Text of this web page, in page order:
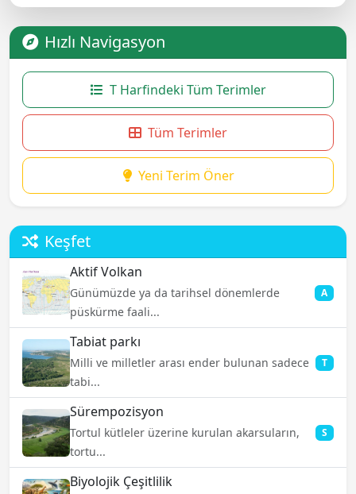
Hızlı Navigasyon
T Harfindeki Tüm Terimler
Tüm Terimler
Yeni Terim Öner
Keşfet
Aktif Volkan
Günümüzde ya da tarihsel dönemlerde
püskürme faali...
A
Tabiat parkı
Milli ve milletler arası ender bulunan sadece
tabi...
T
Sürempozisyon
Tortul kütleler üzerine kurulan akarsuların,
tortu...
S
Biyolojik Çeşitlilik